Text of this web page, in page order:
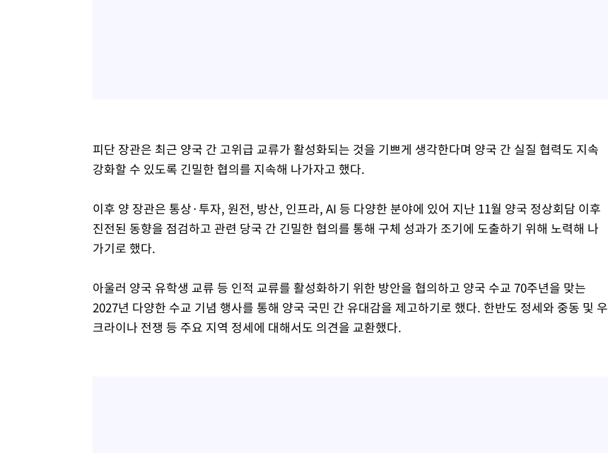
피단 장관은 최근 양국 간 고위급 교류가 활성화되는 것을 기쁘게 생각한다며 양국 간 실질 협력도 지속
강화할 수 있도록 긴밀한 협의를 지속해 나가자고 했다.
이후 양 장관은 통상·투자, 원전, 방산, 인프라, AI 등 다양한 분야에 있어 지난 11월 양국 정상회담 이후
진전된 동향을 점검하고 관련 당국 간 긴밀한 협의를 통해 구체 성과가 조기에 도출하기 위해 노력해 나
가기로 했다.
아울러 양국 유학생 교류 등 인적 교류를 활성화하기 위한 방안을 협의하고 양국 수교 70주년을 맞는
2027년 다양한 수교 기념 행사를 통해 양국 국민 간 유대감을 제고하기로 했다. 한반도 정세와 중동 및 우
크라이나 전쟁 등 주요 지역 정세에 대해서도 의견을 교환했다.